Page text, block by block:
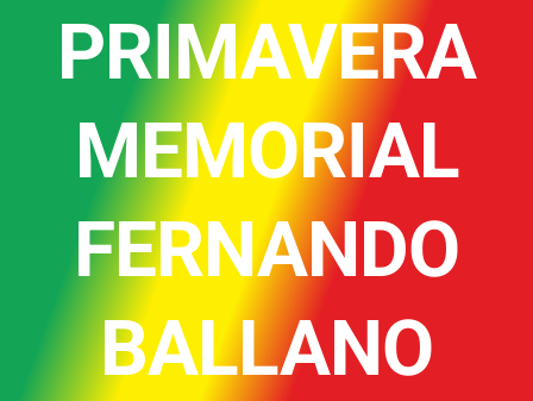
PRIMAVERA
MEMORIAL
FERNANDO
BALLANO